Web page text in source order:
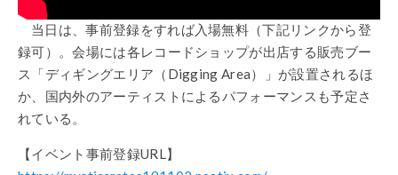
当日は、事前登録をすれば入場無料（下記リンクから登
録可）。会場には各レコードショップが出店する販売ブー
ス「ディギングエリア（Digging Area）」が設置されるほ
か、国内外のアーティストによるパフォーマンスも予定さ
れている。
【イベント事前登録URL】